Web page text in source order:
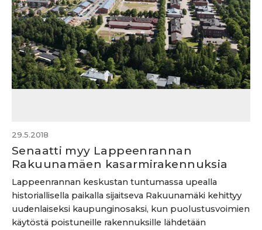
29.5.2018
Senaatti myy Lappeenrannan
Rakuunamäen kasarmirakennuksia
Lappeenrannan keskustan tuntumassa upealla
historiallisella paikalla sijaitseva Rakuunamäki kehittyy
uudenlaiseksi kaupunginosaksi, kun puolustusvoimien
käytöstä poistuneille rakennuksille lähdetään